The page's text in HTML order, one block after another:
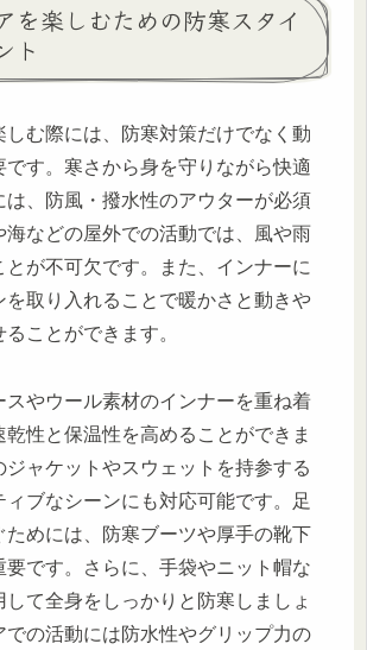
を楽しむための防寒スタイ
ト
しむ際には、防寒対策だけでなく動
です。寒さから身を守りながら快適
は、防風・撥水性のアウターが必須
海などの屋外での活動では、風や雨
とが不可欠です。また、インナーに
を取り入れることで暖かさと動きや
ことができます。
スやウール素材のインナーを重ね着
性と保温性を高めることができま
ジャケットやスウェットを持参する
ィブなシーンにも対応可能です。足
ためには、防寒ブーツや厚手の靴下
要です。さらに、手袋やニット帽な
して全身をしっかりと防寒しましょ
での活動には防水性やグリップ力の